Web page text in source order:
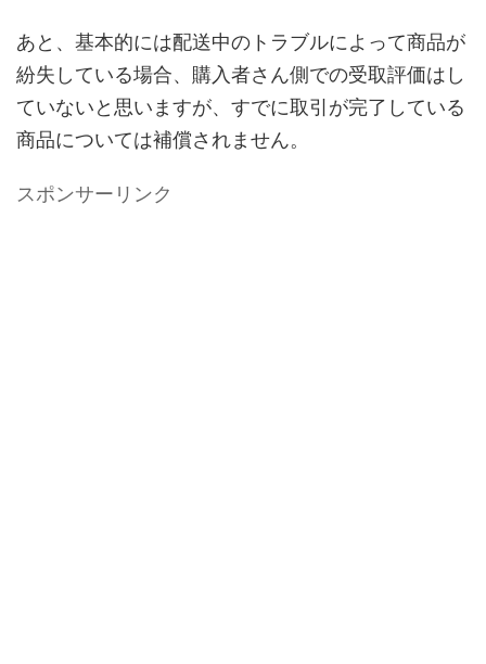
あと、基本的には配送中のトラブルによって商品が
紛失している場合、購入者さん側での受取評価はし
ていないと思いますが、すでに取引が完了している
商品については補償されません。
スポンサーリンク